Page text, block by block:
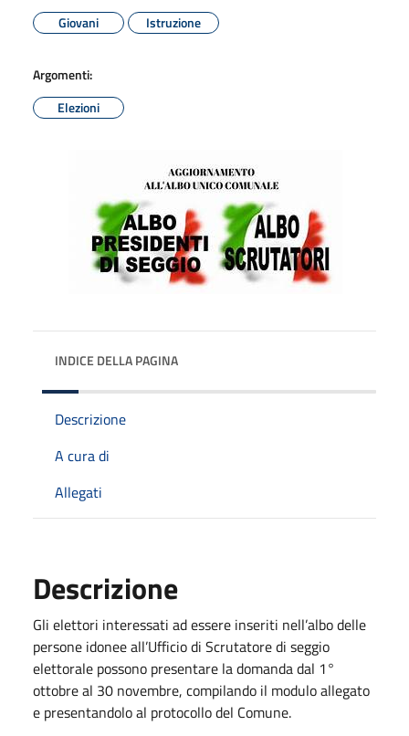
Giovani
Istruzione
Argomenti:
Elezioni
INDICE DELLA PAGINA
Descrizione
A cura di
Allegati
Descrizione
Gli elettori interessati ad essere inseriti nell’albo delle
persone idonee all’Ufficio di Scrutatore di seggio
elettorale possono presentare la domanda dal 1°
ottobre al 30 novembre, compilando il modulo allegato
e presentandolo al protocollo del Comune.